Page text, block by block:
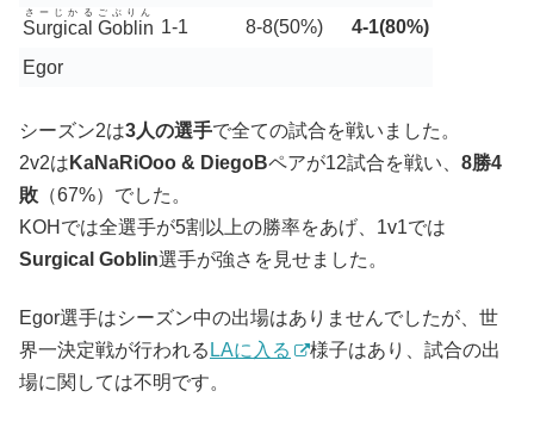
Surgical Goblin
さーじかるごぶりん
1-1 8-8(50%)
4-1(80%)
Egor
シーズン2は3人の選手で全ての試合を戦いました。
2v2は KaNaRiOoo & DiegoBペアが12試合を戦い、 8勝4
敗 （67%）でした。
KOHでは全選手が5割以上の勝率をあげ、1v1では
Surgical Goblin選手が強さを見せました。
Egor選手はシーズン中の出場はありませんでしたが、世
界一決定戦が行われる LAに入る
様子はあり、試合の出
場に関しては不明です。